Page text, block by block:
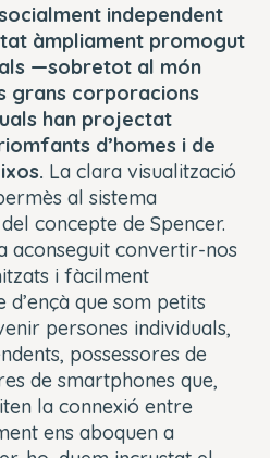
independent
àmpliament promogut
—sobretot al món
grans corporacions
han projectat
d’homes i de
La clara visualització
al sistema
concepte de Spencer.
aconseguit convertir-nos
i fàcilment
que som petits
persones individuals,
possessores de
de smartphones que,
la connexió entre
ens aboquen a